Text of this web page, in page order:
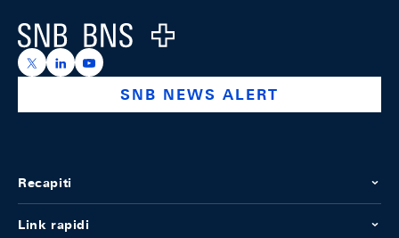
Logo
https://x.com/snb_bns
https://ch.linkedin.com/company/swiss-national-
https://www.youtube.com/@swissnationalbank
SNB NEWS ALERT
Recapiti
Link rapidi